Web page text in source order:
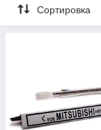
Сортировка